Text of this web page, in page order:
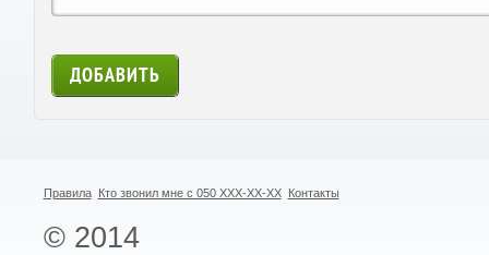
Правила Кто звонил мне с 050 XXX-XX-XX Контакты
© 2014